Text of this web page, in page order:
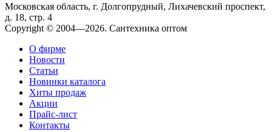
Московская область, г. Долгопрудный, Лихачевский проспект,
д. 18, стр. 4
Copyright © 2004—2026. Сантехника оптом
О фирме
Новости
Статьи
Новинки каталога
Хиты продаж
Акции
Прайс-лист
Контакты